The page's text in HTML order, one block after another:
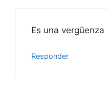
Es una vergüenza
Responder